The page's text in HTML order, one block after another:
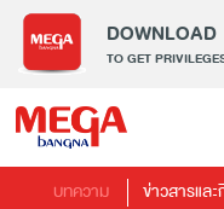
DOWNLOAD
TO GET
บทความ ข่าวสารแล